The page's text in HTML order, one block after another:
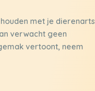
met je dierenarts
verwacht geen
vertoont, neem